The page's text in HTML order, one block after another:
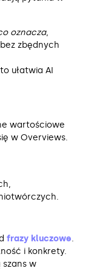
oznacza,
zbędnych
ułatwia AI
wartościowe
w Overviews.
frazy kluczowe.
i konkrety.
w